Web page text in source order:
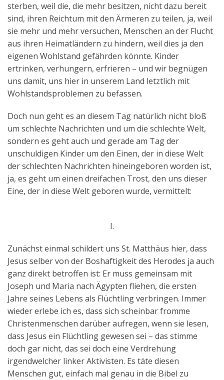
sterben, weil die, die mehr besitzen, nicht dazu bereit
sind, ihren Reichtum mit den Ärmeren zu teilen, ja, weil
sie mehr und mehr versuchen, Menschen an der Flucht
aus ihren Heimatländern zu hindern, weil dies ja den
eigenen Wohlstand gefährden könnte. Kinder
ertrinken, verhungern, erfrieren – und wir begnügen
uns damit, uns hier in unserem Land letztlich mit
Wohlstandsproblemen zu befassen.
Doch nun geht es an diesem Tag natürlich nicht bloß
um schlechte Nachrichten und um die schlechte Welt,
sondern es geht auch und gerade am Tag der
unschuldigen Kinder um den Einen, der in diese Welt
der schlechten Nachrichten hineingeboren worden ist,
ja, es geht um einen dreifachen Trost, den uns dieser
Eine, der in diese Welt geboren wurde, vermittelt:
I.
Zunächst einmal schildert uns St. Matthäus hier, dass
Jesus selber von der Boshaftigkeit des Herodes ja auch
ganz direkt betroffen ist: Er muss gemeinsam mit
Joseph und Maria nach Ägypten fliehen, die ersten
Jahre seines Lebens als Flüchtling verbringen. Immer
wieder erlebe ich es, dass sich scheinbar fromme
Christenmenschen darüber aufregen, wenn sie lesen,
dass Jesus ein Flüchtling gewesen sei – das stimme
doch gar nicht, das sei doch eine Verdrehung
irgendwelcher linker Aktivisten. Es täte diesen
Menschen gut, einfach mal genau in die Bibel zu